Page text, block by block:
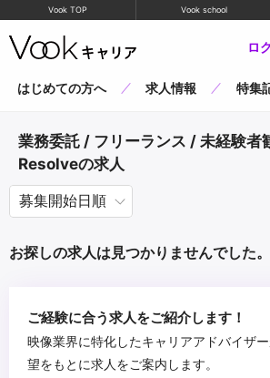
Vook TOP Vook school
ロ
はじめての方へ 求人情報 特集
業務委託 / フリーランス / 未経験
Resolveの求人
お探しの求人は見つかりませんでした。
ご経験に合う求人をご紹介します！
映像業界に特化したキャリアアドバイザ
望をもとに求人をご案内します。